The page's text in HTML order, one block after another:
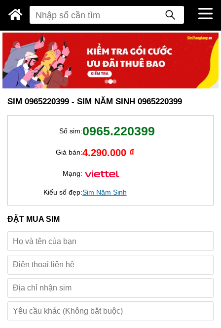
SIM 0965220399 - SIM NĂM SINH 0965220399
Số sim:0965.220399
Giá bán:4.290.000 ₫
Mạng:
Kiểu số đẹp:Sim Năm Sinh
ĐẶT MUA SIM